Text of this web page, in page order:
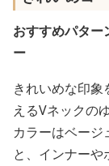
おすすめパター
ー
きれいめな印
えるVネックの
カラーはベー
と、インナー